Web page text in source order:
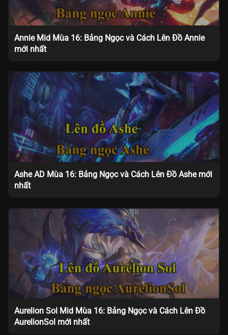
Annie Mid Mùa 16: Bảng Ngọc và Cách Lên Đồ Annie
mới nhất
Ashe AD Mùa 16: Bảng Ngọc và Cách Lên Đồ Ashe mới
nhất
Aurelion Sol Mid Mùa 16: Bảng Ngọc và Cách Lên Đồ
AurelionSol mới nhất